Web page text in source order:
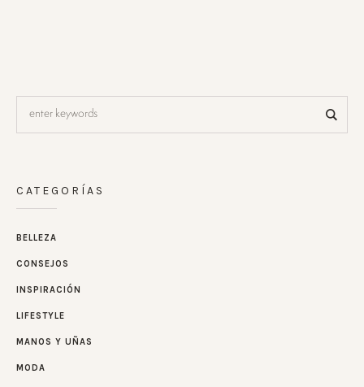
CATEGORÍAS
BELLEZA
CONSEJOS
INSPIRACIÓN
LIFESTYLE
MANOS Y UÑAS
MODA